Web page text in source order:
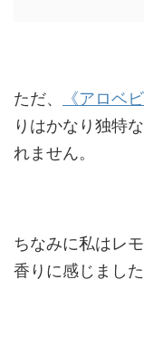
ただ、 《アロベ
りはかなり独特
れません。
ちなみに私はレ
香りに感じました